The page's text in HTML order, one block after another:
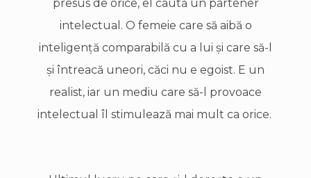
presus de orice, el caută un partener
intelectual. O femeie care să aibă o
inteligenţă comparabilă cu a lui şi care să-l
şi întreacă uneori, căci nu e egoist. E un
realist, iar un mediu care să-l provoace
intelectual îl stimulează mai mult ca orice.